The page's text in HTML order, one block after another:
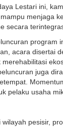
Lestari ini,
menjaga
secara
program
acara disertai
juga
pelaku usaha
pesisir,